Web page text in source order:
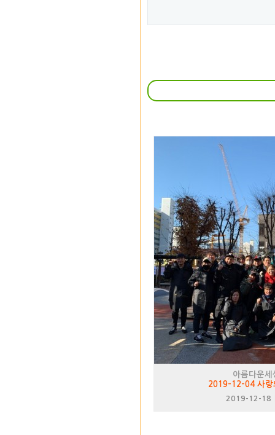
아름다운세
2019-12-04 사랑
2019-12-18